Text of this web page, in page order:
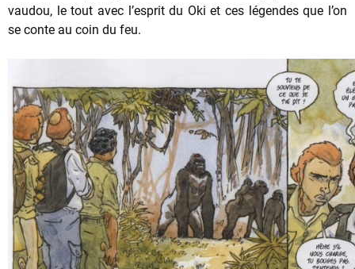
vaudou, le tout avec l’esprit du Oki et ces légendes que l’on
se conte au coin du feu.